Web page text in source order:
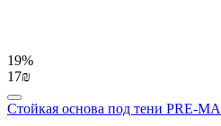
19%
17₪
Стойкая основа под тени PRE-